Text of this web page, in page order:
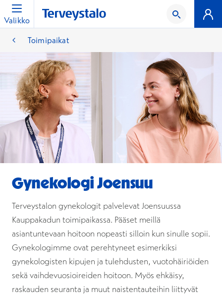
Valikko
Toimipaikat
Gynekologi Joensuu
Terveystalon gynekologit palvelevat Joensuussa
Kauppakadun toimipaikassa. Pääset meillä
asiantuntevaan hoitoon nopeasti silloin kun sinulle sopii.
Gynekologimme ovat perehtyneet esimerkiksi
gynekologisten kipujen ja tulehdusten, vuotohäiriöiden
sekä vaihdevuosioireiden hoitoon. Myös ehkäisy,
raskauden seuranta ja muut naistentauteihin liittyvät